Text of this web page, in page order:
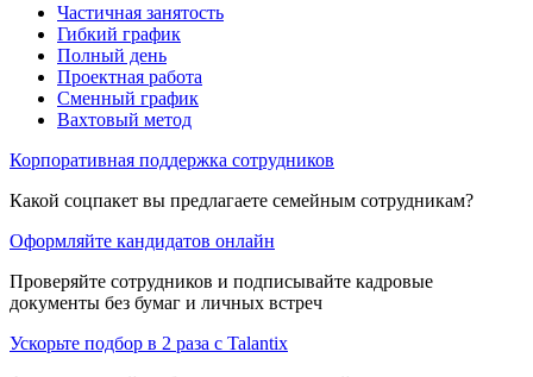
Частичная занятость
Гибкий график
Полный день
Проектная работа
Сменный график
Вахтовый метод
Корпоративная поддержка сотрудников
Какой соцпакет вы предлагаете семейным сотрудникам?
Оформляйте кандидатов онлайн
Проверяйте сотрудников и подписывайте кадровые
документы без бумаг и личных встреч
Ускорьте подбор в 2 раза с Talantix